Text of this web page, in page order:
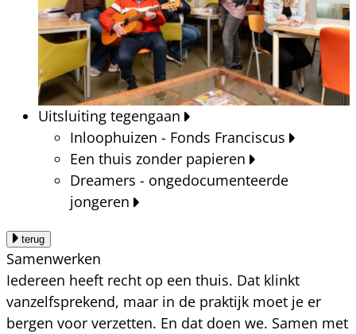
Uitsluiting tegengaan
Inloophuizen - Fonds Franciscus
Een thuis zonder papieren
Dreamers - ongedocumenteerde
jongeren
terug
Samenwerken
Iedereen heeft recht op een thuis. Dat klinkt
vanzelfsprekend, maar in de praktijk moet je er
bergen voor verzetten. En dat doen we. Samen met